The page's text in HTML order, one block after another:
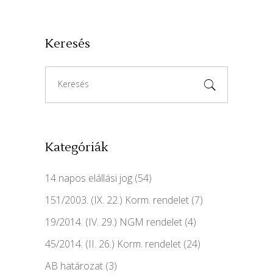
Keresés
for:
Kategóriák
14 napos elállási jog (54)
151/2003. (IX. 22.) Korm. rendelet (7)
19/2014. (IV. 29.) NGM rendelet (4)
45/2014. (II. 26.) Korm. rendelet (24)
AB határozat (3)